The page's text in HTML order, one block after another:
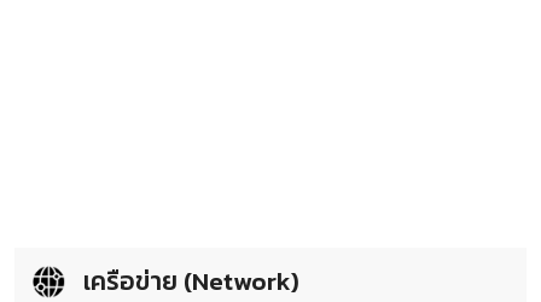
เครือข่าย (Network)